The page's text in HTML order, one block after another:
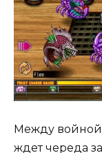
Между
ждет череда